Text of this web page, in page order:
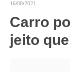
SUBSEDES
16/08/2021
Carro
jeito